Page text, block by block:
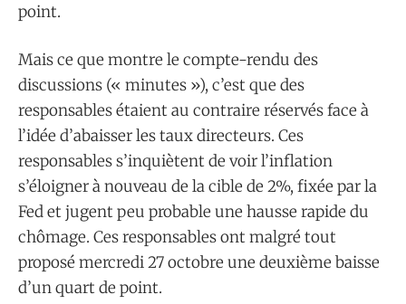
point.
Mais ce que montre le compte-rendu des
discussions (« minutes »), c’est que des
responsables étaient au contraire réservés face à
l’idée d’abaisser les taux directeurs. Ces
responsables s’inquiètent de voir l’inflation
s’éloigner à nouveau de la cible de 2%, fixée par la
Fed et jugent peu probable une hausse rapide du
chômage. Ces responsables ont malgré tout
proposé mercredi 27 octobre une deuxième baisse
d’un quart de point.